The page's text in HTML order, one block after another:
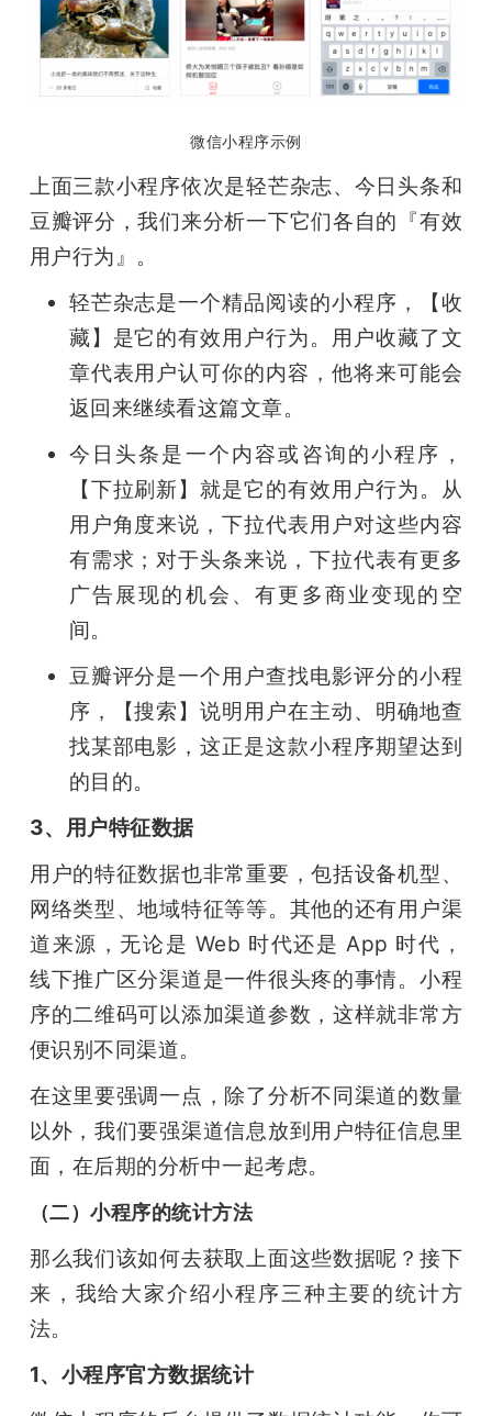
微信小程序示例
上面三款小程序依次是轻芒杂志、今日头条和
豆瓣评分，我们来分析一下它们各自的『有效
用户行为』。
轻芒杂志是一个精品阅读的小程序，【收
藏】是它的有效用户行为。用户收藏了文
章代表用户认可你的内容，他将来可能会
返回来继续看这篇文章。
今日头条是一个内容或咨询的小程序，
【下拉刷新】就是它的有效用户行为。从
用户角度来说，下拉代表用户对这些内容
有需求；对于头条来说，下拉代表有更多
广告展现的机会、有更多商业变现的空
间。
豆瓣评分是一个用户查找电影评分的小程
序，【搜索】说明用户在主动、明确地查
找某部电影，这正是这款小程序期望达到
的目的。
3、用户特征数据
用户的特征数据也非常重要，包括设备机型、
网络类型、地域特征等等。其他的还有用户渠
道来源，无论是 Web 时代还是 App 时代，
线下推广区分渠道是一件很头疼的事情。小程
序的二维码可以添加渠道参数，这样就非常方
便识别不同渠道。
在这里要强调一点，除了分析不同渠道的数量
以外，我们要强渠道信息放到用户特征信息里
面，在后期的分析中一起考虑。
（二）小程序的统计方法
那么我们该如何去获取上面这些数据呢？接下
来，我给大家介绍小程序三种主要的统计方
法。
1、小程序官方数据统计